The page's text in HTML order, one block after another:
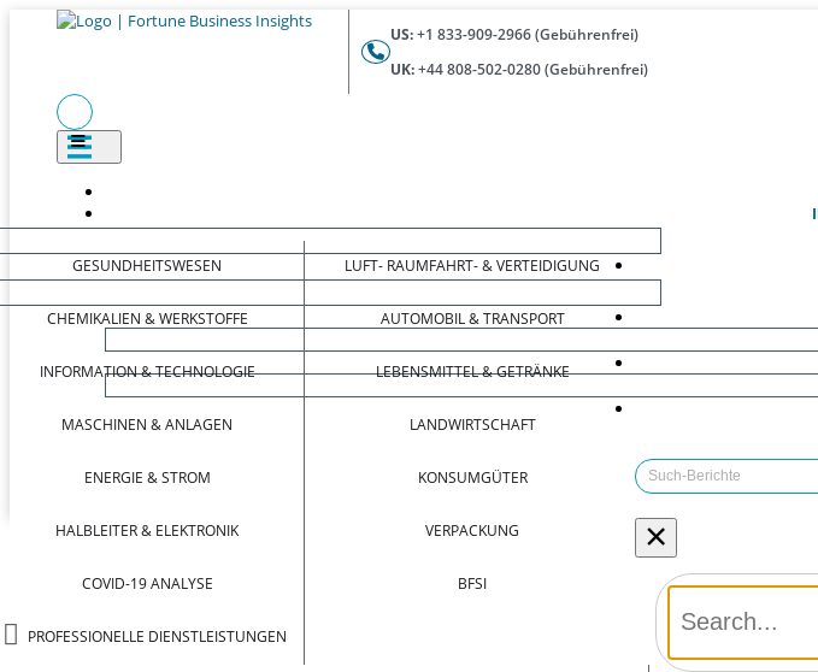
US:+1 833-909-2966 (Gebührenfrei)
UK:+44 808-502-0280 (Gebührenfrei)
GESUNDHEITSWESEN
CHEMIKALIEN & WERKSTOFFE
INFORMATION & TECHNOLOGIE
MASCHINEN & ANLAGEN
ENERGIE & STROM
HALBLEITER & ELEKTRONIK
COVID-19 ANALYSE
PROFESSIONELLE DIENSTLEISTUNGEN
LUFT- RAUMFAHRT- & VERTEIDIGUNG
AUTOMOBIL & TRANSPORT
LEBENSMITTEL & GETRÄNKE
LANDWIRTSCHAFT
KONSUMGÜTER
VERPACKUNG
BFSI
×